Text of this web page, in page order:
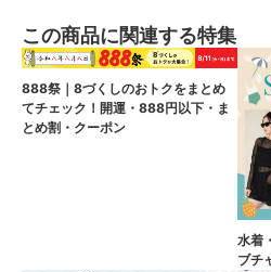
この商品に関連する特集
888祭｜8づくしのおトクをまとめ
てチェック！開運・888円以下・ま
とめ割・クーポン
水着
ブチ